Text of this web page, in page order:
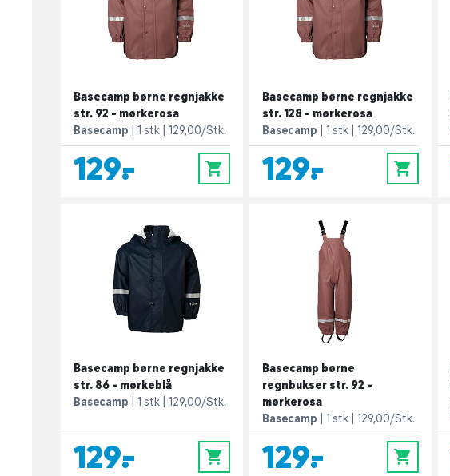
Basecamp børne regnjakke
str. 92 - mørkerosa
Basecamp
1 stk 129,00/Stk.
129,- 0
Basecamp børne regnjakke
str. 128 - mørkerosa
Basecamp
1 stk 129,00/Stk.
129,- 0
Basecamp børne regnjakke
str. 86 - mørkeblå
Basecamp
1 stk 129,00/Stk.
129,- 0
Basecamp børne
regnbukser str. 92 -
mørkerosa
Basecamp
1 stk 129,00/Stk.
129,- 0